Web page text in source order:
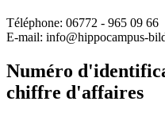
Téléphone: 06772 - 965 09 66
E-mail: info@hippocampus-
Numéro
chiffre d'affaires